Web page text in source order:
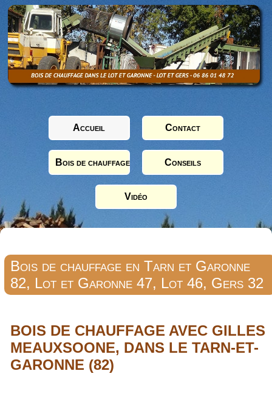
Accueil Contact
Bois de chauffage Conseils
Vidéo
Bois de chauffage en Tarn et Garonne
82, Lot et Garonne 47, Lot 46, Gers 32
BOIS DE CHAUFFAGE AVEC GILLES
MEAUXSOONE, DANS LE TARN-ET-
GARONNE (82)